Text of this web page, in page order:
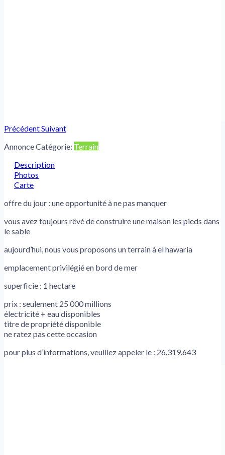
PrécédentSuivant
Annonce Catégorie: Terrain
Description
Photos
Carte
offre du jour : une opportunité à ne pas manquer
vous avez toujours rêvé de construire une maison les pieds dans
le sable
aujourd’hui, nous vous proposons un terrain à el hawaria
emplacement privilégié en bord de mer
superficie : 1 hectare
prix : seulement 25 000 millions
électricité + eau disponibles
titre de propriété disponible
ne ratez pas cette occasion
pour plus d’informations, veuillez appeler le : 26.319.643